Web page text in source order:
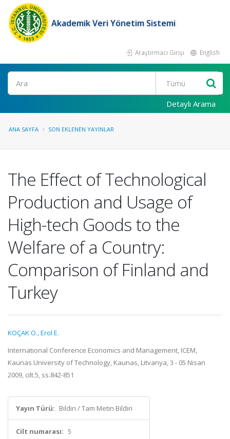
Akademik Veri Yönetim Sistemi
Araştırmacı Girişi English
Ara
Detaylı Arama
ANA SAYFA SON EKLENEN YAYINLAR
The Effect of Technological
Production and Usage of
High-tech Goods to the
Welfare of a Country:
Comparison of Finland and
Turkey
KOÇAK O.,Erol E.
International Conference Economics and Management, ICEM,
Kaunas University of Technology, Kaunas, Litvanya, 3 - 05 Nisan
2009, cilt.5, ss.842-851
Yayın Türü: Bildiri / Tam Metin Bildiri
Cilt numarası: 5